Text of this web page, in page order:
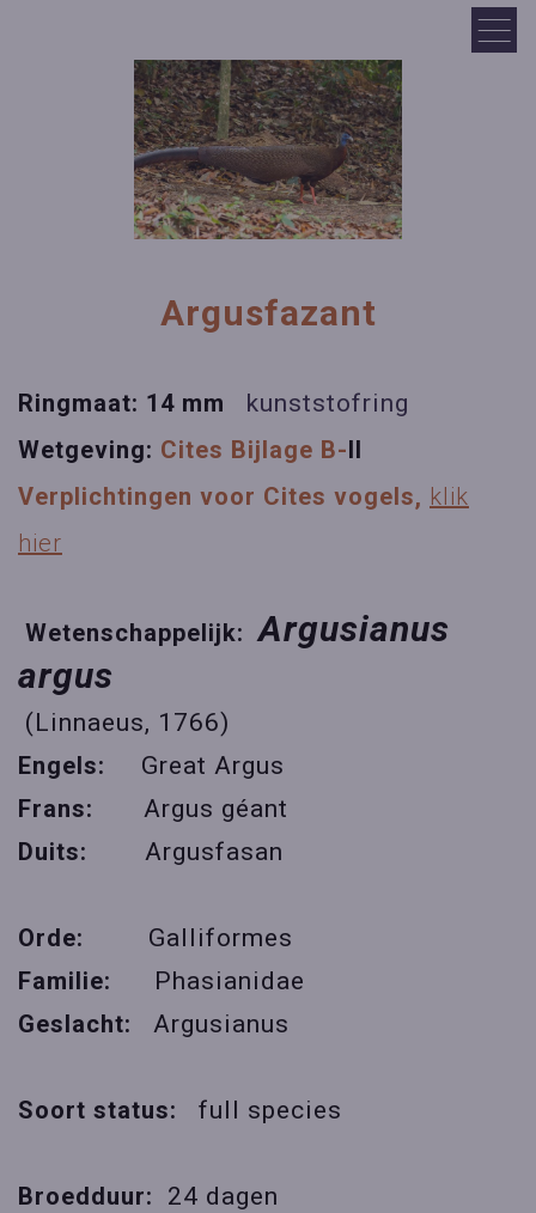
Argusfazant
Ringmaat: 14 mm kunststofring
Wetgeving: Cites Bijlage B-II
Verplichtingen voor Cites vogels, klik
hier
Wetenschappelijk:Argusianus
argus
(Linnaeus, 1766)
Engels: Great Argus
Frans: Argus géant
Duits: Argusfasan
Orde: Galliformes
Familie:
Phasianidae
Geslacht:
Argusianus
Soort status: full species
Broedduur: 24 dagen